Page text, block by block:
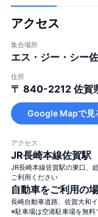
アクセス
集合場所
エス・ジー・シー
住所
〒 840-2212 佐賀
Google Mapで見
アクセス
JR長崎本線佐賀駅
JR長崎本線佐賀駅の東口、
ご利用ください
自動車をご利用の
長崎自動車道路、佐賀大和
※駐車場は空港駐車場を無料